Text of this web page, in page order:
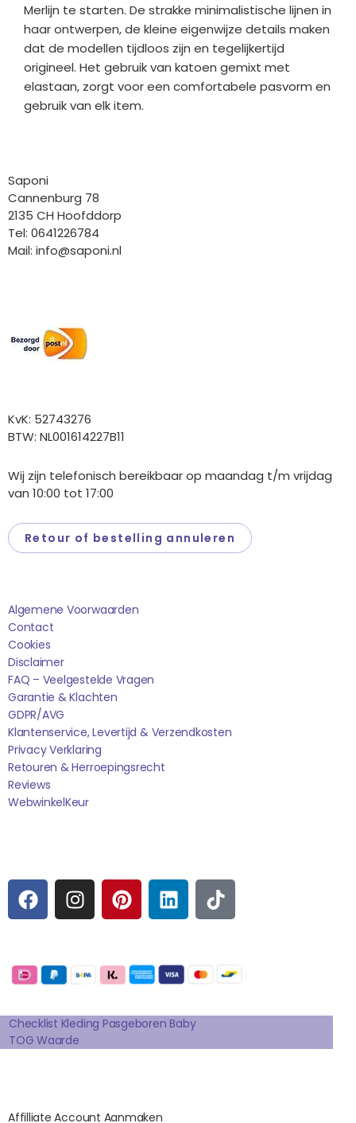
Merlijn te starten. De strakke minimalistische lijnen in
haar ontwerpen, de kleine eigenwijze details maken
dat de modellen tijdloos zijn en tegelijkertijd
origineel. Het gebruik van katoen gemixt met
elastaan, zorgt voor een comfortabele pasvorm en
gebruik van elk item.
Saponi
Cannenburg 78
2135 CH Hoofddorp
Tel: 0641226784
Mail: info@saponi.nl
KvK: 52743276
BTW: NL001614227B11
Wij zijn telefonisch bereikbaar op maandag t/m vrijdag
van 10:00 tot 17:00
Retour of bestelling annuleren
Algemene Voorwaarden
Contact
Cookies
Disclaimer
FAQ – Veelgestelde Vragen
Garantie & Klachten
GDPR/AVG
Klantenservice, Levertijd & Verzendkosten
Privacy Verklaring
Retouren & Herroepingsrecht
Reviews
WebwinkelKEur
F
A
C
B
O
O
K
I
N
S
A
R
A
M
P
I
N
E
R
E
S
T
L
I
N
E
D
I
N
T
I
K
O
K
Checklist Kleding Pasgeboren Baby
TOG Waarde
Affilliate Account Aanmaken